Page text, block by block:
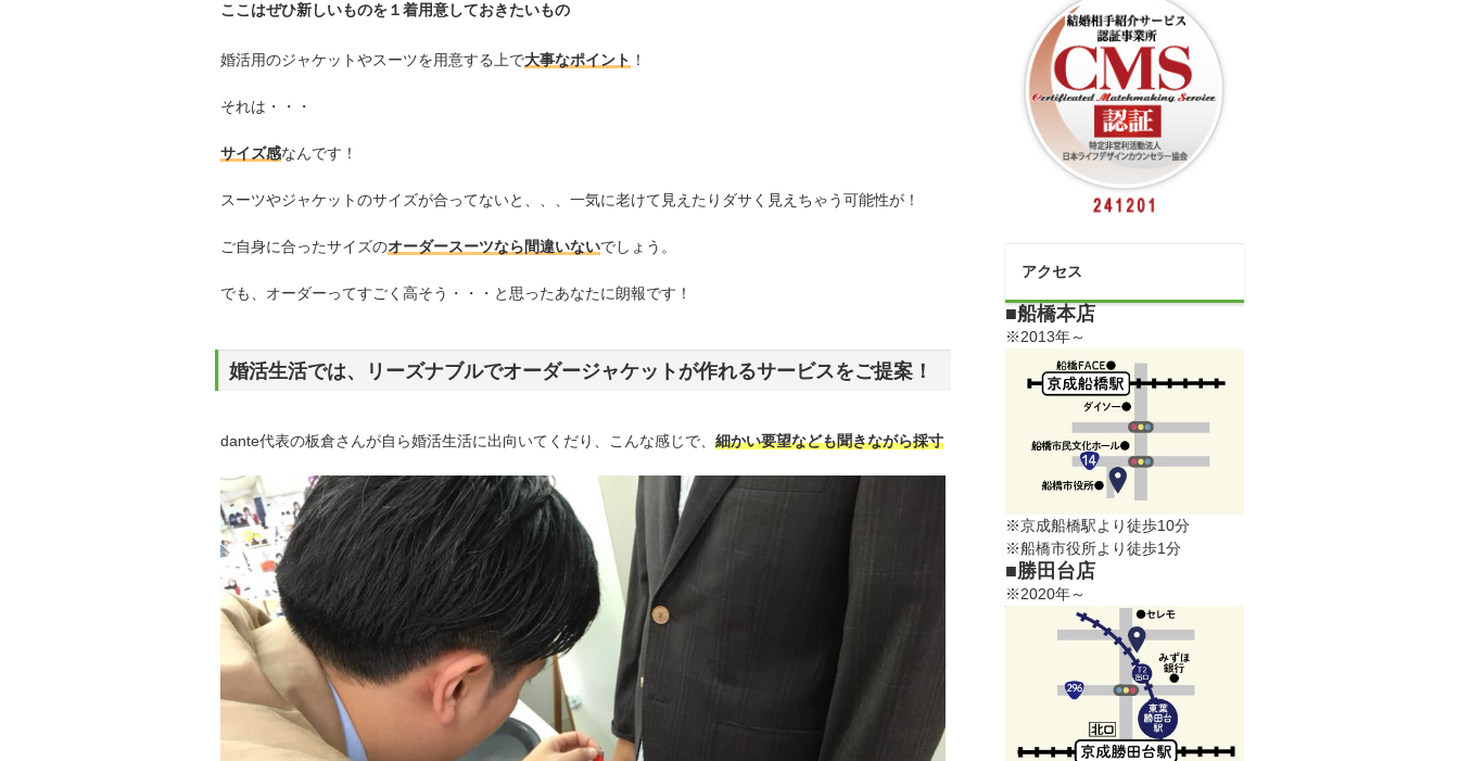
ここはぜひ新しいものを１着用意しておきたいもの
婚活用のジャケットやスーツを用意する上で大事なポイント ！
それは・・・
サイズ感なんです！
スーツやジャケットのサイズが合ってないと、、、一気に老けて見えたりダサく見えちゃう可能性が！
ご自身に合ったサイズのオーダースーツなら間違いないでしょう。
でも、オーダーってすごく高そう・・・と思ったあなたに朗報です！
婚活生活では、リーズナブルでオーダージャケットが作れるサービスをご提案！
dante代表の板倉さんが自ら婚活生活に出向いてくだり、こんな感じで、 細かい要望なども聞きながら採寸
アクセス
■船橋本店
※2013年～
※京成船橋駅より徒歩10分
※船橋市役所より徒歩1分
■勝田台店
※2020年～